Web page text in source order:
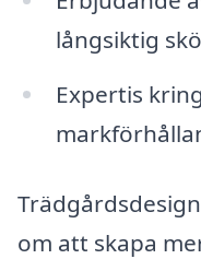
långsiktig
Expertis
om att skapa